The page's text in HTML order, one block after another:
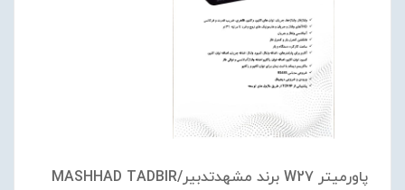
پاورمیتر W27 برند مشهدتدبیر/MASHHAD TADBIR